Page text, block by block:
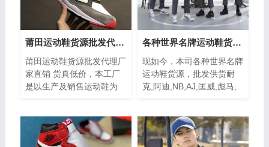
莆田运动鞋货源批发代理厂家直销 货真低价
莆田运动鞋货源批发代理厂
家直销 货真低价，本工厂
是以生产及销售运动鞋为
会都合适，时...
各种世界名牌运动鞋货源，常供淘宝、微信代理
现如今，本司各种世界名牌
运动鞋货源，批发供货耐
克,阿迪,NB,AJ,匡威,彪马,
鞋为主，如今